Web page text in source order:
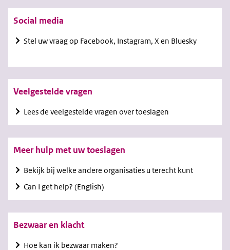
Social media
Stel uw vraag op Facebook, Instagram, X en Bluesky
Veelgestelde vragen
Lees de veelgestelde vragen over toeslagen
Meer hulp met uw toeslagen
Bekijk bij welke andere organisaties u terecht kunt
Can I get help? (English)
Bezwaar en klacht
Hoe kan ik bezwaar maken?